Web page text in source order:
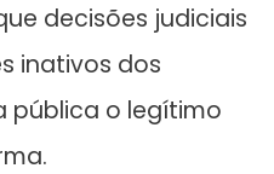
decisões judiciais
inativos dos
pública o legítimo